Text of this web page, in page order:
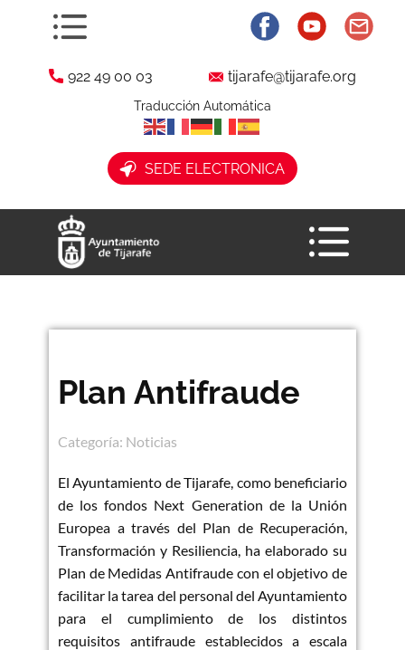
Traducción Automática
922 49 00 03
​ SEDE ELECTRONICA
tijarafe@tijarafe.org
Plan Antifraude
Categoría: Noticias
El Ayuntamiento de Tijarafe, como beneficiario
de los fondos Next Generation de la Unión
Europea a través del Plan de Recuperación,
Transformación y Resiliencia, ha elaborado su
Plan de Medidas Antifraude con el objetivo de
facilitar la tarea del personal del Ayuntamiento
para el cumplimiento de los distintos
requisitos antifraude establecidos a escala